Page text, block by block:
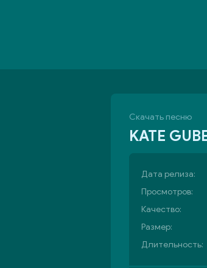
Скачать песню
KATE
Дата релиза:
Просмотров:
Качество:
Размер:
Длительность: